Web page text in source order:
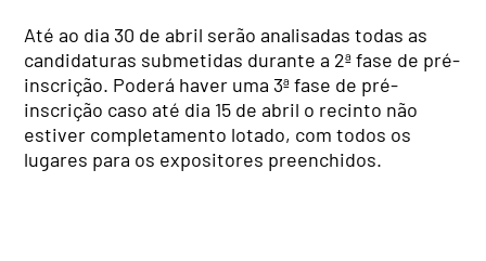
Até ao dia 30 de abril serão analisadas todas as
candidaturas submetidas durante a 2ª fase de pré-
inscrição. Poderá haver uma 3ª fase de pré-
inscrição caso até dia 15 de abril o recinto não
estiver completamento lotado, com todos os
lugares para os expositores preenchidos.